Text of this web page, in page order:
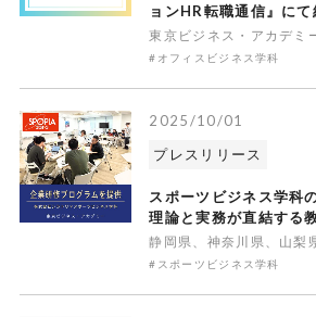
ョンHR転職通信』にて
#オフィスビジネス学科
2025/10/01
プレスリリース
スポーツビジネス学科
理論と実務が直結する
#スポーツビジネス学科